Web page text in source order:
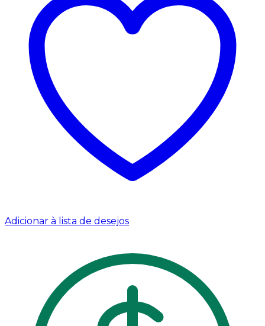
Adicionar à lista de desejos